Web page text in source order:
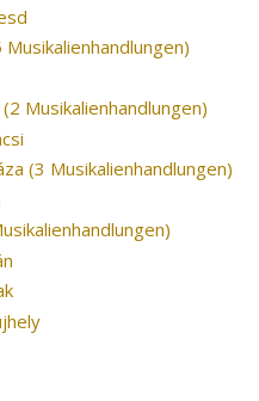
Musikalienhandlungen)
Musikalienhandlungen)
(3 Musikalienhandlungen)